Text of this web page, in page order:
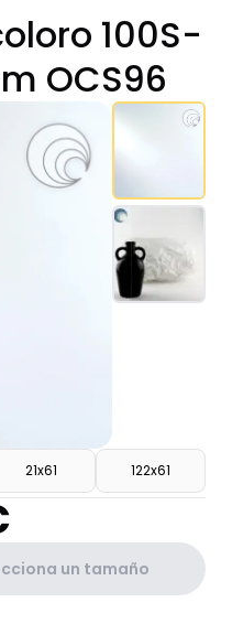
100S-
OCS96
21x61 122x61
un tamaño